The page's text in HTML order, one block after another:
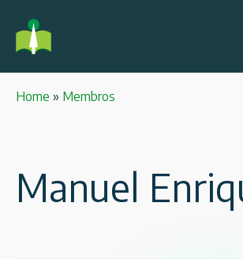
Home » Membros
Manuel